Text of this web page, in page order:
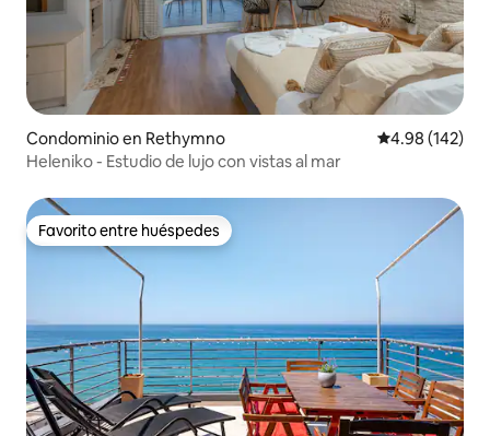
Condominio en Rethymno Calificación
4.98 (142)
Heleniko - Estudio de lujo con vistas al mar
Favorito entre huéspedes
Favorito entre huéspedes